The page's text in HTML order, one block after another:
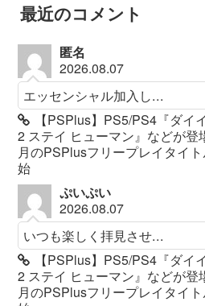
最近のコメント
匿名
2026.08.07
エッセンシャル加入し...
【PSPlus】PS5/PS4『ダイ
2 ステイ ヒューマン』などが登
月のPSPlusフリープレイタイ
始
ぷいぷい
2026.08.07
いつも楽しく拝見させ...
【PSPlus】PS5/PS4『ダイ
2 ステイ ヒューマン』などが登
月のPSPlusフリープレイタイ